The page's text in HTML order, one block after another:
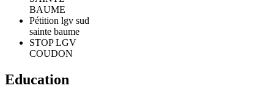
BAUME
Pétition lgv sud
sainte baume
STOP LGV
COUDON
Education